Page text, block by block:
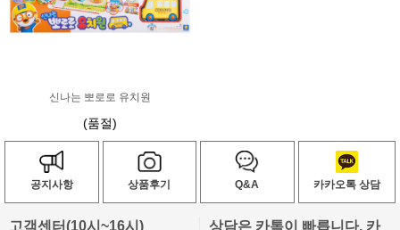
신나는 뽀로로 유치원
(품절)
공지사항 상품후기 Q&A 카카오톡 상담
고객센터(10시~16시) 상담은 카톡이 빠릅니다. 카